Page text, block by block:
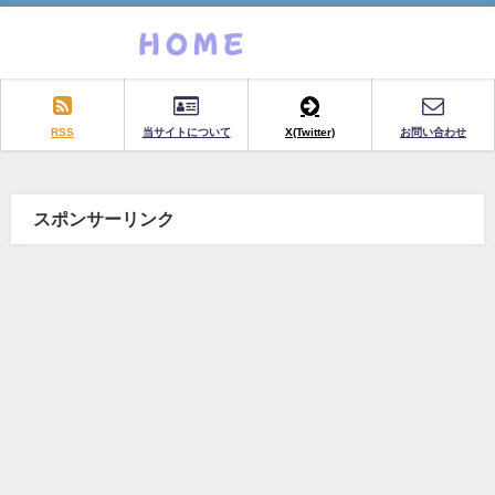
RSS 当サイトについて X(Twitter) お問い合わせ
スポンサーリンク